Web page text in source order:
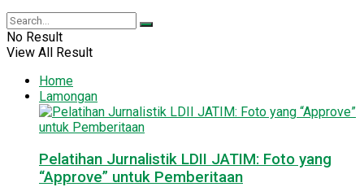
No Result
View All Result
Home
Lamongan
Pelatihan Jurnalistik LDII JATIM: Foto yang
“Approve” untuk Pemberitaan